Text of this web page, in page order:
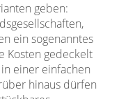
geben:
ein sogenanntes
Kosten gedeckelt
einer einfachen
hinaus dürfen